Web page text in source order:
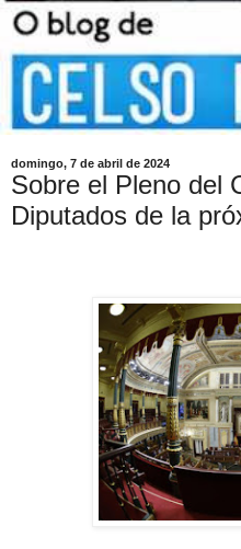
domingo, 7 de abril de 2024
Sobre el Pleno del
Diputados de la